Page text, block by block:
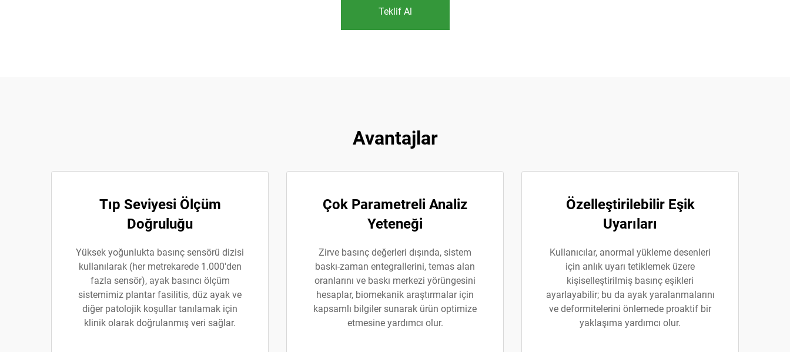
Teklif Al
Avantajlar
Tıp Seviyesi Ölçüm
Doğruluğu
Yüksek yoğunlukta basınç sensörü dizisi
kullanılarak (her metrekarede 1.000'den
fazla sensör), ayak basıncı ölçüm
sistemimiz plantar fasilitis, düz ayak ve
diğer patolojik koşullar tanılamak için
klinik olarak doğrulanmış veri sağlar.
Çok Parametreli Analiz
Yeteneği
Zirve basınç değerleri dışında, sistem
baskı-zaman entegrallerini, temas alan
oranlarını ve baskı merkezi yörüngesini
hesaplar, biomekanik araştırmalar için
kapsamlı bilgiler sunarak ürün optimize
etmesine yardımcı olur.
Özelleştirilebilir Eşik
Uyarıları
Kullanıcılar, anormal yükleme desenleri
için anlık uyarı tetiklemek üzere
kişiselleştirilmiş basınç eşikleri
ayarlayabilir; bu da ayak yaralanmalarını
ve deformitelerini önlemede proaktif bir
yaklaşıma yardımcı olur.